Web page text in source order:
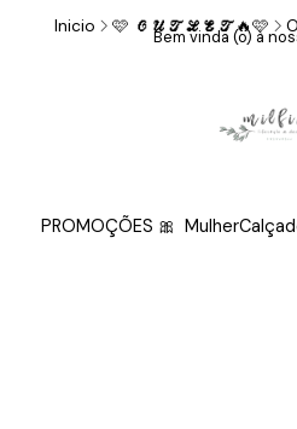
PROMOÇÕES 🎀 Mulher
Bem vinda (o) à
Inicio 🩷 𝓞𝓤𝓣𝓛𝓔𝓣🔥🩷